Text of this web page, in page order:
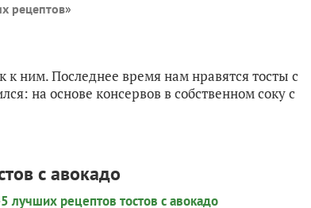
рецептов»
ним. Последнее время нам нравятся тосты с
на основе консервов в собственном соку с
с авокадо